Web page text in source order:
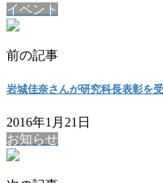
イベント
前の記事
岩城佳奈さんが研究科長表彰を
2016年1月21日
お知らせ